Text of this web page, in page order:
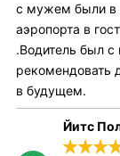
с мужем были в
аэропорта в
.Водитель был
рекомендовать
в будущем.
Йитс